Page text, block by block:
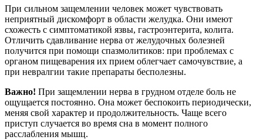
При сильном защемлении человек может чувствовать
неприятный дискомфорт в области желудка. Они имеют
схожесть с симптоматикой язвы, гастроэнтерита, колита.
Отличить сдавливание нерва от желудочных болезней
получится при помощи спазмолитиков: при проблемах с
органом пищеварения их прием облегчает самочувствие, а
при невралгии такие препараты бесполезны.
Важно! При защемлении нерва в грудном отделе боль не
ощущается постоянно. Она может беспокоить периодически,
меняя свой характер и продолжительность. Чаще всего
приступ случается во время сна в момент полного
расслабления мышц.